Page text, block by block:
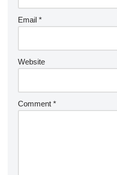
Email *
Website
Comment *